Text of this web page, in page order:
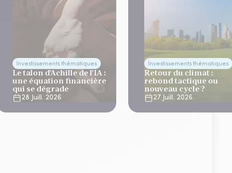
Investissements thématiques
Le talon d’Achille de l’IA :
une équation financière
qui se dégrade
28 Juill. 2026
Investissements thématiques
Retour du climat :
rebond tactique ou
nouveau cycle ?
27 Juill. 2026